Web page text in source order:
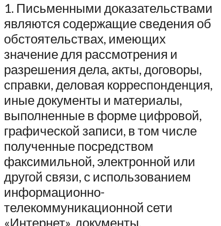
1. Письменными доказательствами
являются содержащие сведения об
обстоятельствах, имеющих
значение для рассмотрения и
разрешения дела, акты, договоры,
справки, деловая корреспонденция,
иные документы и материалы,
выполненные в форме цифровой,
графической записи, в том числе
полученные посредством
факсимильной, электронной или
другой связи, с использованием
информационно-
телекоммуникационной сети
«Интернет», документы,